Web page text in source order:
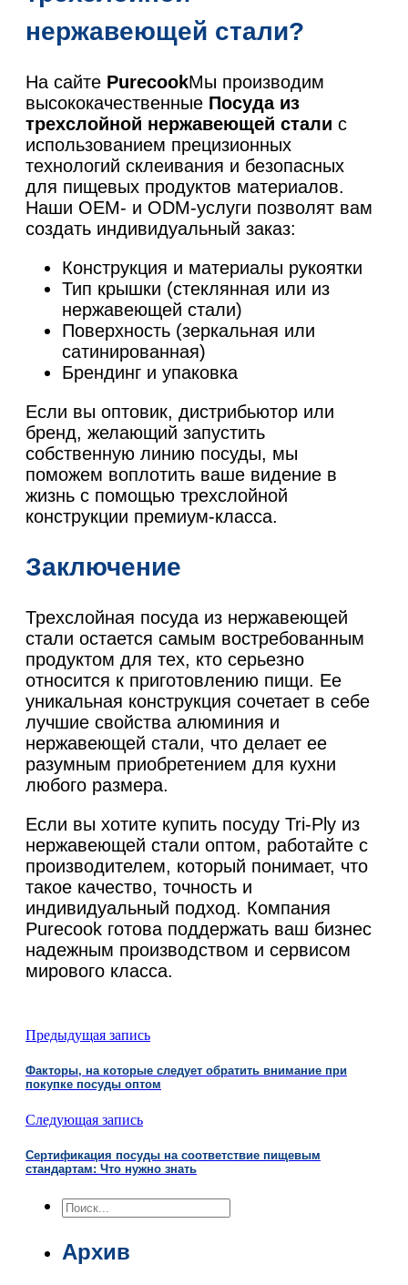
нержавеющей стали?
На сайте PurecookМы производим
высококачественные Посуда из
трехслойной нержавеющей стали с
использованием прецизионных
технологий склеивания и безопасных
для пищевых продуктов материалов.
Наши OEM- и ODM-услуги позволят вам
создать индивидуальный заказ:
Конструкция и материалы рукоятки
Тип крышки (стеклянная или из
нержавеющей стали)
Поверхность (зеркальная или
сатинированная)
Брендинг и упаковка
Если вы оптовик, дистрибьютор или
бренд, желающий запустить
собственную линию посуды, мы
поможем воплотить ваше видение в
жизнь с помощью трехслойной
конструкции премиум-класса.
Заключение
Трехслойная посуда из нержавеющей
стали остается самым востребованным
продуктом для тех, кто серьезно
относится к приготовлению пищи. Ее
уникальная конструкция сочетает в себе
лучшие свойства алюминия и
нержавеющей стали, что делает ее
разумным приобретением для кухни
любого размера.
Если вы хотите купить посуду Tri-Ply из
нержавеющей стали оптом, работайте с
производителем, который понимает, что
такое качество, точность и
индивидуальный подход. Компания
Purecook готова поддержать ваш бизнес
надежным производством и сервисом
мирового класса.
Предыдущая запись
Факторы, на которые следует обратить внимание при
покупке посуды оптом
Следующая запись
Сертификация посуды на соответствие пищевым
стандартам: Что нужно знать
Поиск
Архив